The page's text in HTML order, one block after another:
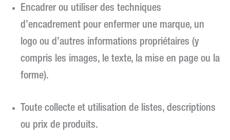
Encadrer ou utiliser des techniques
d’encadrement pour enfermer une marque, un
logo ou d’autres informations propriétaires (y
compris les images, le texte, la mise en page ou la
forme).
Toute collecte et utilisation de listes, descriptions
ou prix de produits.